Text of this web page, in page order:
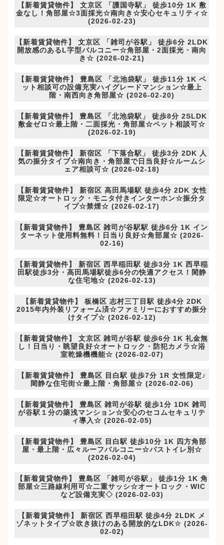
【新着賃貸物件】 文京区 「護国寺駅」 徒歩10分 1K 敷
金なし！角部屋☆3面採光☆南向き☆安心セキュリティ☆
(2026-02-23)
【新着賃貸物件】 文京区 「雑司が谷駅」 徒歩6分 2LDK
開放感のあるL字型バルコニー☆角部屋・2面採光・南向
き☆ (2026-02-21)
【新着賃貸物件】 豊島区 「北池袋駅」 徒歩11分 1K ペ
ット相談可の設備充実ハイグレードマンション☆最上
階・南西向き角部屋☆ (2026-02-20)
【新着賃貸物件】 豊島区 「北池袋駅」 徒歩8分 2SLDK
敷金ゼロ☆最上階・二面採光・角部屋☆ペット相談可☆
(2026-02-19)
【新着賃貸物件】 新宿区 「下落合駅」 徒歩3分 2DK 人
気の振分タイプ☆南向き・角部屋で日当良好☆ルームシ
ェア相談可☆ (2026-02-18)
【新着賃貸物件】 新宿区 高田馬場駅 徒歩4分 2DK 女性
限定☆オートロック・モニタ付きインターホン☆振分タ
イプ☆禁煙☆ (2026-02-17)
【新着賃貸物件】 豊島区 雑司が谷駅駅 徒歩6分 1K イン
ターネット使用料無料！日当り良好☆角部屋☆ (2026-
02-16)
【新着賃貸物件】 新宿区 西早稲田駅 徒歩3分 1K 西早稲
田駅徒歩3分・高田馬場駅徒歩6分の快適アクセス！閑静
な住宅地☆ (2026-02-13)
【新着賃貸物件】 板橋区 志村三丁目駅 徒歩4分 2DK
2015年内外装リフォーム済☆ファミリーにおすすめ振分
けタイプ☆ (2026-02-12)
【新着賃貸物件】 文京区 雑司が谷駅 徒歩6分 1K 礼金無
し！日当り・眺望良好☆オートロック・防犯カメラ☆浴
室乾燥機機能☆ (2026-02-07)
【新着賃貸物件】 豊島区 目白駅 徒歩7分 1R 女性限定♪
閑静な住宅街☆最上階・角部屋☆ (2026-02-06)
【新着賃貸物件】 豊島区 雑司が谷駅 徒歩1分 1DK 雑司
が谷駅１分の築浅マンション☆安心のセコムセキュリテ
ィ導入☆ (2026-02-05)
【新着賃貸物件】 豊島区 目白駅 徒歩10分 1K 四方角部
屋・最上階・広々ルーフバルコニー☆バストイレ別☆
(2026-02-04)
【新着賃貸物件】 豊島区 「雑司が谷駅」 徒歩1分 1K 角
部屋☆三路線利用可☆二重サッシ☆オートロック・WIC
など設備充実◇ (2026-02-03)
【新着賃貸物件】 新宿区 西早稲田駅 徒歩4分 2LDK メ
ゾネットタイプ☆吹き抜けのある開放的なLDK☆ (2026-
02-02)